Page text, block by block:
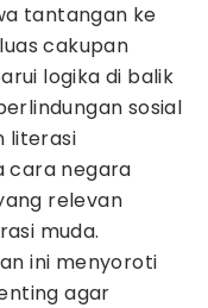
tantangan ke
cakupan
logika di balik
sosial
literasi
cara negara
relevan
muda.
ini menyoroti
agar